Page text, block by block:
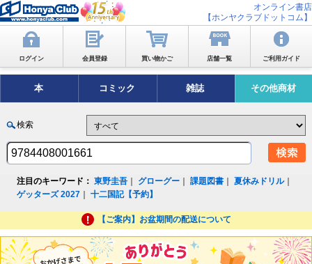
オンライン書店
【ホンヤクラブドットコム】
ログイン 会員登録 買い物かご 店舗一覧 ご利用ガイド
本 コミック 雑誌 その他商材
検索
注目のキーワード： 東野圭吾 グローグー ｜課題図書 ｜夏休みドリル｜
ゲッターズ 2027 ｜十二国記【予約】
【ご案内】お盆期間の配送について